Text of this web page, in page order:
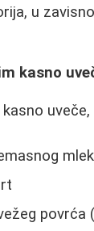
u
kasno
povrća